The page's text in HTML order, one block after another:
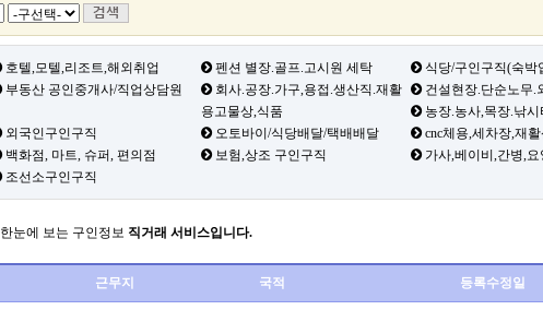
호텔,모텔,리조트,해외취업 펜션 별장.골프.고시원 세탁
식당/구인구직(숙박
부동산 공인중개사/직업상담원
회사.공장.가구,용접.생산직.재활
용고물상,식품
건설현장.단순노무.
농장.농사,목장.낚시
외국인구인구직 오토바이/식당배달/택배배달
cnc체용,세차장,재
백화점, 마트, 슈퍼, 편의점 보험,상조 구인구직
가사,베이비,간병,요
조선소구인구직
한눈에 보는 구인정보 직거래 서비스입니다.
근무지 국적 등록수정일